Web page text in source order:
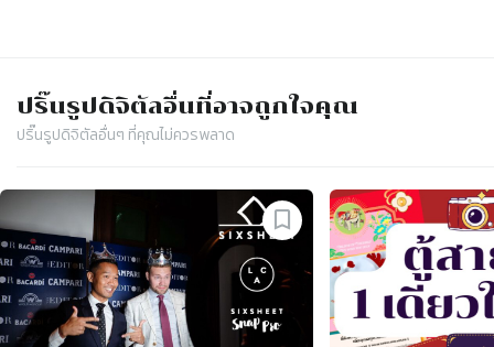
ปริ๊นรูปดิจิตัลอื่นที่อาจถูกใจคุณ
ปริ๊นรูปดิจิตัลอื่นๆ ที่คุณไม่ควรพลาด
Slide 1 of 4